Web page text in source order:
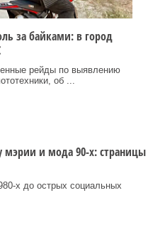
за байками: в город
рейды по выявлению
об ...
мэрии и мода 90-х: страницы
до острых социальных